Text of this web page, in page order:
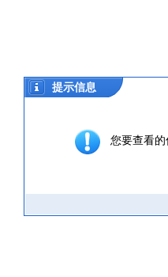
提示信息
您要查看